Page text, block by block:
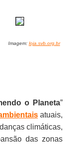
Imagem: loja.svb.org.br
o Planeta”
atuais,
climáticas,
das zonas